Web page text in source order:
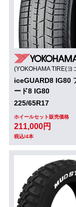
(YOKOHAMA TIRE(ヨ
iceGUARD8 IG80
ード8 IG80
225/65R17
ホイールセット販売価格
211,000円
税込/4本